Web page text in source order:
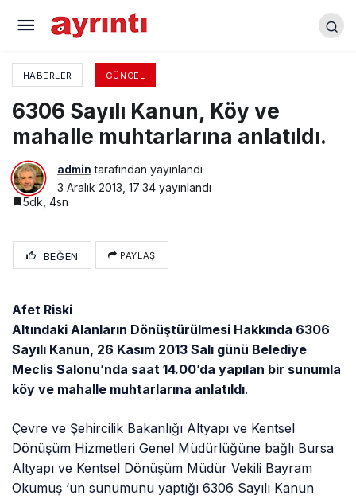
HABERLER GÜNCEL
6306 Sayılı Kanun, Köy ve
mahalle muhtarlarına anlatıldı.
admin tarafından yayınlandı
3 Aralık 2013, 17:34 yayınlandı
5dk, 4sn
BEĞEN PAYLAŞ
Afet Riski
Altındaki Alanların Dönüştürülmesi Hakkında 6306
Sayılı Kanun, 26 Kasım 2013 Salı günü Belediye
Meclis Salonu’nda saat 14.00’da yapılan bir sunumla
köy ve mahalle muhtarlarına anlatıldı.
Çevre ve Şehircilik Bakanlığı Altyapı ve Kentsel
Dönüşüm Hizmetleri Genel Müdürlüğüne bağlı Bursa
Altyapı ve Kentsel Dönüşüm Müdür Vekili Bayram
Okumuş ‘un sunumunu yaptığı 6306 Sayılı Kanun
2014 bütçesi oybirliği ile kabul edildi